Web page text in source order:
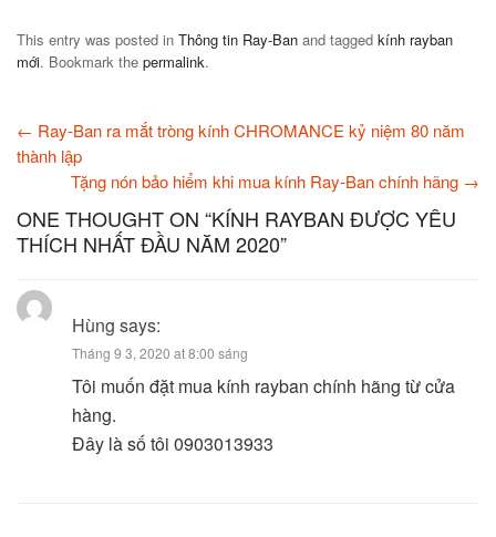
This entry was posted in Thông tin Ray-Ban and tagged kính rayban
mới. Bookmark the permalink.
← Ray-Ban ra mắt tròng kính CHROMANCE kỷ niệm 80 năm
thành lập
Tặng nón bảo hiểm khi mua kính Ray-Ban chính hãng →
ONE THOUGHT ON “KÍNH RAYBAN ĐƯỢC YÊU
THÍCH NHẤT ĐẦU NĂM 2020”
Hùng says:
Tháng 9 3, 2020 at 8:00 sáng
Tôi muốn đặt mua kính rayban chính hãng từ cửa
hàng.
Đây là số tôi 0903013933